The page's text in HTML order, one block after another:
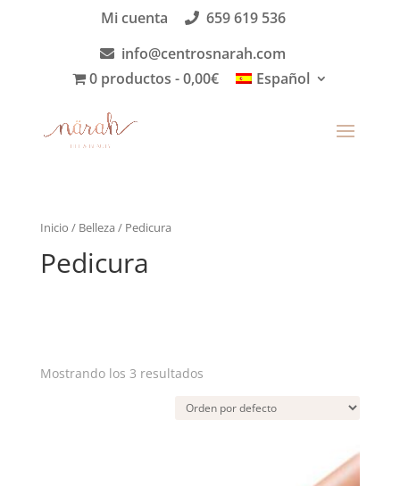
Mi cuenta
659 619 536
info@centrosnarah.com
0 productos
0,00€ Español
Inicio / Belleza / Pedicura
Pedicura
Mostrando los 3 resultados